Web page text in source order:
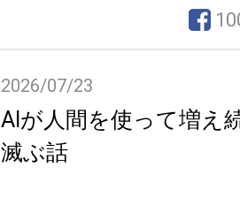
2026/07/23
AIが人間を使って増え
滅ぶ話